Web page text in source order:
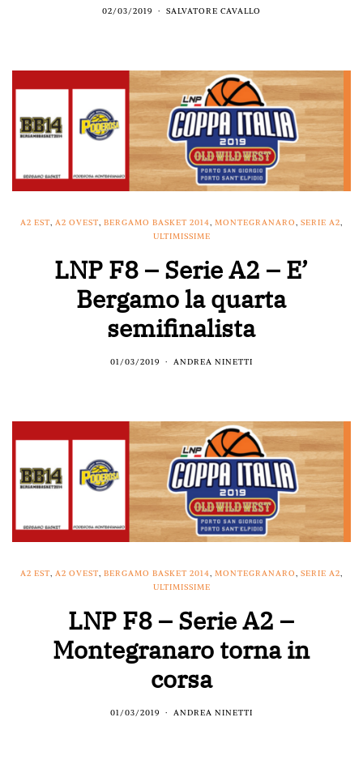
02/03/2019 SALVATORE CAVALLO
A2 EST, A2 OVEST, BERGAMO BASKET 2014, MONTEGRANARO, SERIE A2,
ULTIMISSIME
LNP F8 – Serie A2 – E’
Bergamo la quarta
semifinalista
01/03/2019 ANDREA NINETTI
A2 EST, A2 OVEST, BERGAMO BASKET 2014, MONTEGRANARO, SERIE A2,
ULTIMISSIME
LNP F8 – Serie A2 –
Montegranaro torna in
corsa
01/03/2019 ANDREA NINETTI